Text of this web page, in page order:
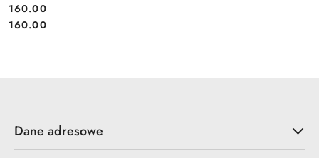
Cena:
160.00
Cena:
160.00
Dane adresowe